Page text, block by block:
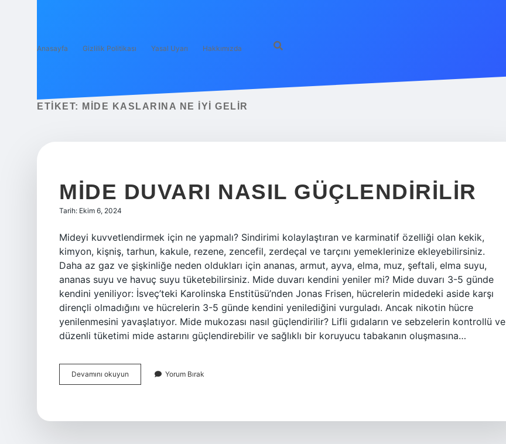
Anasayfa Gizlilik Politikası Yasal Uyarı Hakkımızda
ETIKET: MIDE KASLARINA NE IYI GELIR
MIDE DUVARI NASIL GÜÇLENDIRILIR
Tarih: Ekim 6, 2024
Mideyi kuvvetlendirmek için ne yapmalı? Sindirimi kolaylaştıran ve karminatif özelliği olan kekik,
kimyon, kişniş, tarhun, kakule, rezene, zencefil, zerdeçal ve tarçını yemeklerinize ekleyebilirsiniz.
Daha az gaz ve şişkinliğe neden oldukları için ananas, armut, ayva, elma, muz, şeftali, elma suyu,
ananas suyu ve havuç suyu tüketebilirsiniz. Mide duvarı kendini yeniler mi? Mide duvarı 3-5 günde
kendini yeniliyor: İsveç’teki Karolinska Enstitüsü’nden Jonas Frisen, hücrelerin midedeki aside karşı
dirençli olmadığını ve hücrelerin 3-5 günde kendini yenilediğini vurguladı. Ancak nikotin hücre
yenilenmesini yavaşlatıyor. Mide mukozası nasıl güçlendirilir? Lifli gıdaların ve sebzelerin kontrollü ve
düzenli tüketimi mide astarını güçlendirebilir ve sağlıklı bir koruyucu tabakanın oluşmasına…
Devamını okuyun
Duvarı
Yorum Bırak